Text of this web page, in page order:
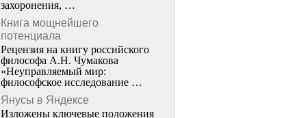
захоронения, …
Книга мощнейшего
потенциала
Рецензия на книгу российского
философа А.Н. Чумакова
«Неуправляемый мир:
философское исследование …
Янусы в Яндексе
Изложены ключевые положения